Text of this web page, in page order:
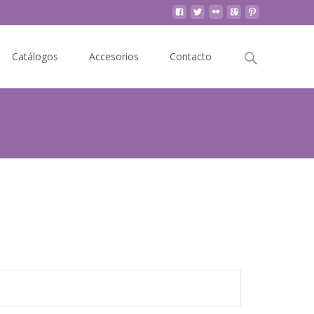
Catálogos Accesorios Contacto
Buscar
por: